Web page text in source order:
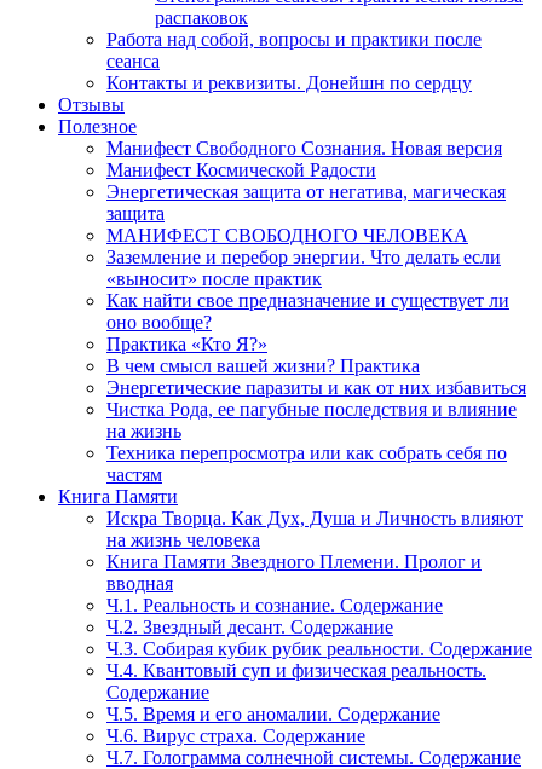
распаковок
Работа над собой, вопросы и практики после
сеанса
Контакты и реквизиты. Донейшн по сердцу
Отзывы
Полезное
Манифест Свободного Сознания. Новая версия
Манифест Космической Радости
Энергетическая защита от негатива, магическая
защита
МАНИФЕСТ СВОБОДНОГО ЧЕЛОВЕКА
Заземление и перебор энергии. Что делать если
«выносит» после практик
Как найти свое предназначение и существует ли
оно вообще?
Практика «Кто Я?»
В чем смысл вашей жизни? Практика
Энергетические паразиты и как от них избавиться
Чистка Рода, ее пагубные последствия и влияние
на жизнь
Техника перепросмотра или как собрать себя по
частям
Книга Памяти
Искра Творца. Как Дух, Душа и Личность влияют
на жизнь человека
Книга Памяти Звездного Племени. Пролог и
вводная
Ч.1. Реальность и сознание. Содержание
Ч.2. Звездный десант. Содержание
Ч.3. Собирая кубик рубик реальности. Содержание
Ч.4. Квантовый суп и физическая реальность.
Содержание
Ч.5. Время и его аномалии. Содержание
Ч.6. Вирус страха. Содержание
Ч.7. Голограмма солнечной системы. Содержание